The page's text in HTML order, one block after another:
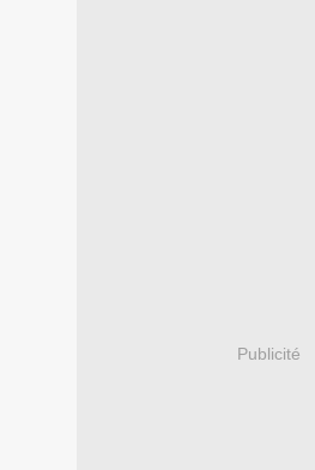
Publicité